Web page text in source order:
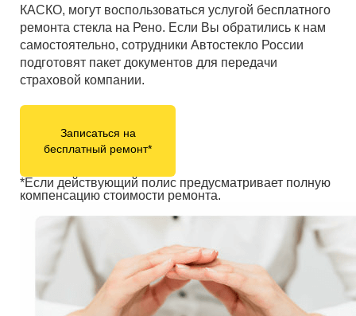
КАСКО, могут воспользоваться услугой бесплатного
ремонта стекла на Рено. Если Вы обратились к нам
самостоятельно, сотрудники Автостекло России
подготовят пакет документов для передачи
страховой компании.
Записаться на
бесплатный ремонт*
*Если действующий полис предусматривает полную
компенсацию стоимости ремонта.